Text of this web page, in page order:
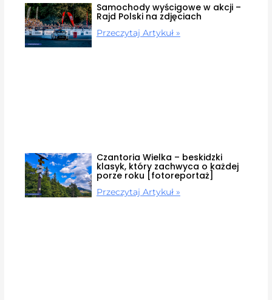
Samochody wyścigowe w akcji –
Rajd Polski na zdjęciach
Przeczytaj Artykuł »
Czantoria Wielka – beskidzki
klasyk, który zachwyca o każdej
porze roku [fotoreportaż]
Przeczytaj Artykuł »